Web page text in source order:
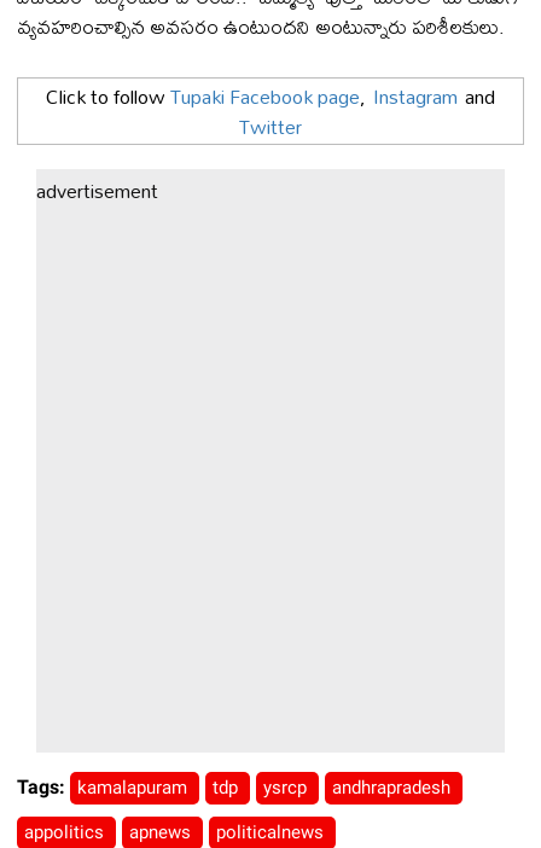
వ్య‌వ‌హ‌రించాల్సిన అవ‌స‌రం ఉంటుంద‌ని అంటున్నారు ప‌రిశీల‌కులు.
Click to followTupaki Facebook page, Instagram and
Twitter
advertisement
Tags: kamalapuram tdp ysrcp andhrapradesh
appolitics apnews politicalnews